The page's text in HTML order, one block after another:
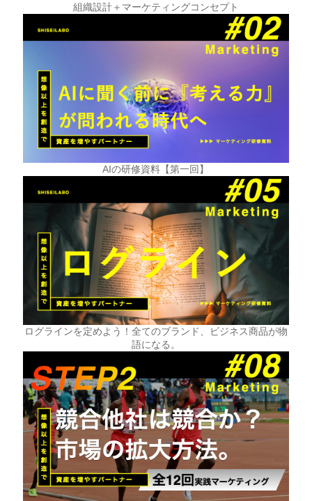
組織設計＋マーケティングコンセプト
AIの研修資料【第一回】
ログラインを定めよう！全てのブランド、ビジネス商品が物
語になる。